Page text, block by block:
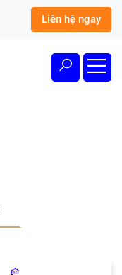
Liên hệ ngay